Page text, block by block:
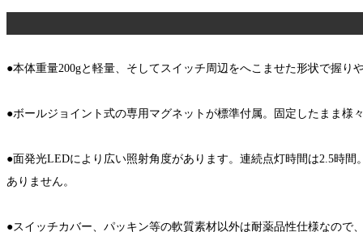
●本体重量200gと軽量、そしてスイッチ周辺をへこませた形状で握り
●ボールジョイント式の専用マグネットが標準付属。固定したまま様
●面発光LEDにより広い照射角度があります。連続点灯時間は2.5時
ありません。
●スイッチカバー、パッキン等の軟質素材以外は耐薬品性仕様なので